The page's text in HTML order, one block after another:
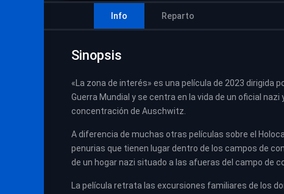
Info Reparto
Sinopsis
«La zona de interés» es una película de 2023 dirigida
Guerra Mundial y se centra en la vida de un oficial
concentración de Auschwitz.
A diferencia de muchas otras películas sobre el
penurias que tienen lugar dentro de los campos de
de un hogar nazi situado a las afueras del campo de
La película retrata las excursiones familiares de los